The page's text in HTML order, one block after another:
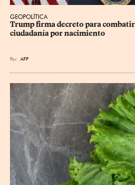
GEOPOLÍTICA
Trump firma decreto para
ciudadanía por nacimiento
Por AFP